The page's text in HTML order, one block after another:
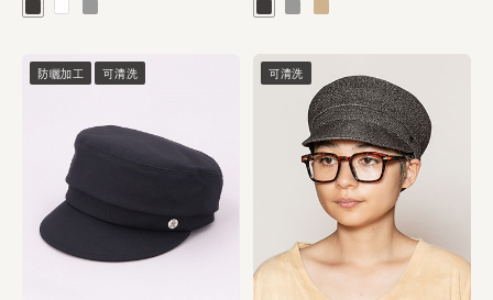
防曬加工 可清洗 可清洗